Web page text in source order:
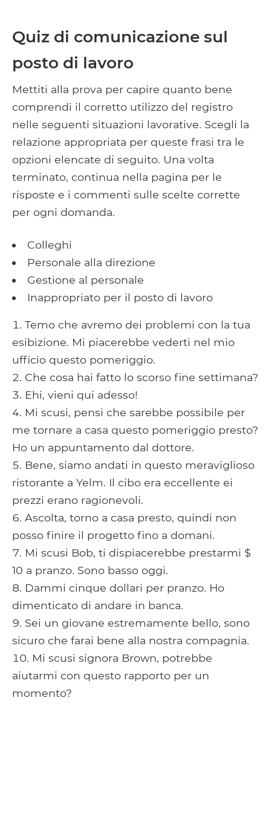
Quiz di comunicazione sul
posto di lavoro
Mettiti alla prova per capire quanto bene
comprendi il corretto utilizzo del registro
nelle seguenti situazioni lavorative. Scegli la
relazione appropriata per queste frasi tra le
opzioni elencate di seguito. Una volta
terminato, continua nella pagina per le
risposte e i commenti sulle scelte corrette
per ogni domanda.
Colleghi
Personale alla direzione
Gestione al personale
Inappropriato per il posto di lavoro
Temo che avremo dei problemi con la tua
esibizione. Mi piacerebbe vederti nel mio
ufficio questo pomeriggio.
Che cosa hai fatto lo scorso fine settimana?
Ehi, vieni qui adesso!
Mi scusi, pensi che sarebbe possibile per
me tornare a casa questo pomeriggio presto?
Ho un appuntamento dal dottore.
Bene, siamo andati in questo meraviglioso
ristorante a Yelm. Il cibo era eccellente ei
prezzi erano ragionevoli.
Ascolta, torno a casa presto, quindi non
posso finire il progetto fino a domani.
Mi scusi Bob, ti dispiacerebbe prestarmi $
10 a pranzo. Sono basso oggi.
Dammi cinque dollari per pranzo. Ho
dimenticato di andare in banca.
Sei un giovane estremamente bello, sono
sicuro che farai bene alla nostra compagnia.
Mi scusi signora Brown, potrebbe
aiutarmi con questo rapporto per un
momento?